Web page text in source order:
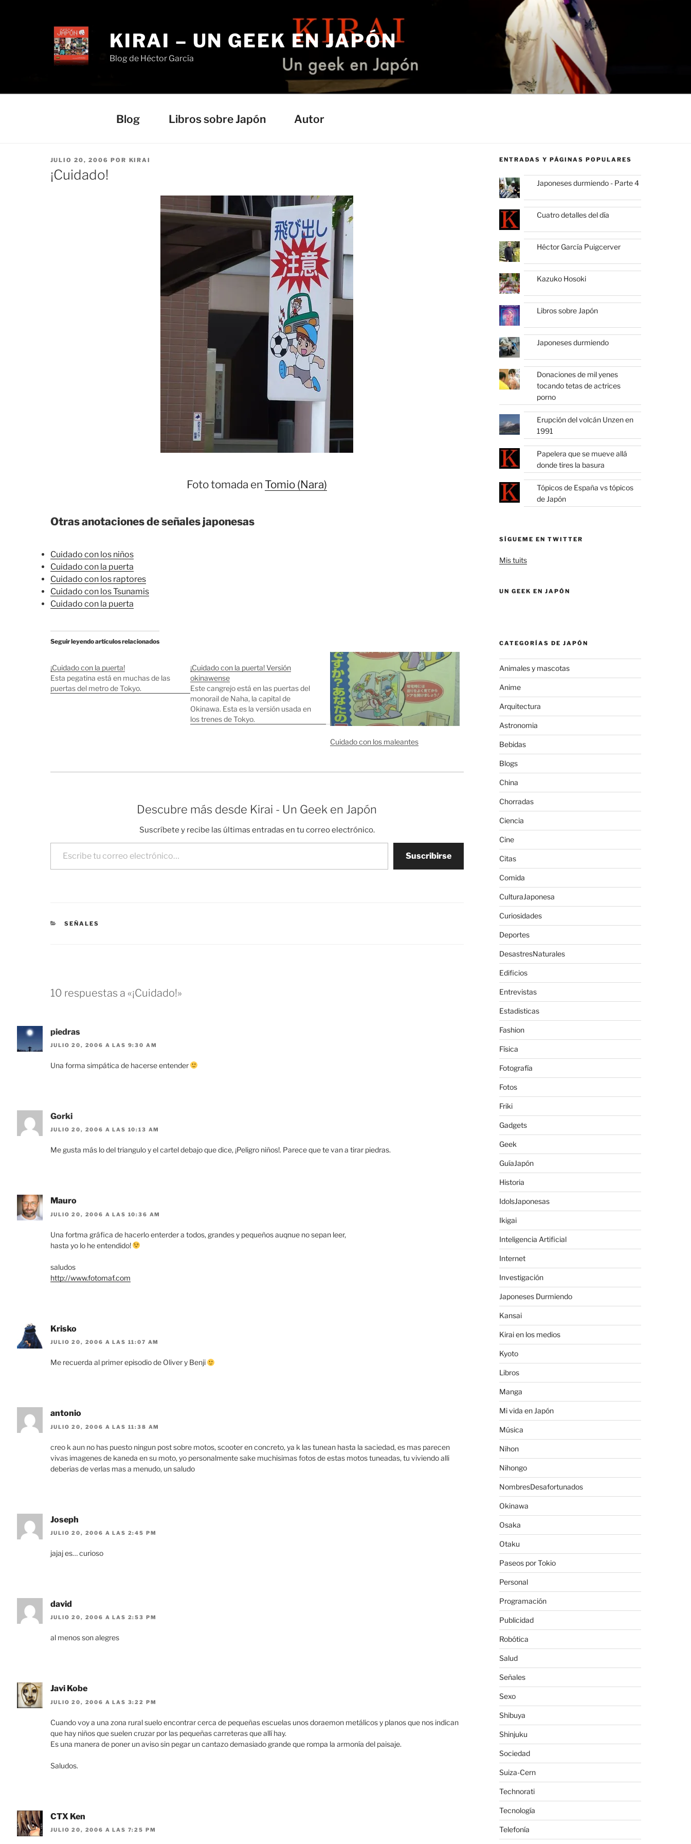
KIRAI – UN GEEK EN JAPÓN
Blog de Héctor García
Blog Libros sobre Japón Autor
PUBLICADO
EL
JULIO 20, 2006 POR KIRAI
¡Cuidado!
Foto tomada enTomio (Nara)
Otras anotaciones de señales japonesas
Cuidado con los niños
Cuidado con la puerta
Cuidado con los raptores
Cuidado con los Tsunamis
Cuidado con la puerta
Seguir leyendo artículos relacionados
¡Cuidado con la puerta!
Esta pegatina está en muchas de las
puertas del metro de Tokyo.
¡Cuidado con la puerta! Versión
okinawense
Este cangrejo está en las puertas del
monorail de Naha, la capital de
Okinawa. Esta es la versión usada en
los trenes de Tokyo.
Cuidado con los maleantes
Descubre más desde Kirai - Un Geek en Japón
Suscríbete y recibe las últimas entradas en tu correo electrónico.
Escribe tu correo electrónico…
Suscribirse
CATEGORÍAS
SEÑALES
10 respuestas a «¡Cuidado!»
piedras
JULIO 20, 2006 A LAS 9:30 AM
Una forma simpática de hacerse entender
Gorki
JULIO 20, 2006 A LAS 10:13 AM
Me gusta más lo del triangulo y el cartel debajo que dice, ¡Peligro niños!. Parece que te van a tirar piedras.
Mauro
JULIO 20, 2006 A LAS 10:36 AM
Una fortma gráfica de hacerlo enterder a todos, grandes y pequeños auqnue no sepan leer,
hasta yo lo he entendido!
saludos
http://www.fotomaf.com
Krisko
JULIO 20, 2006 A LAS 11:07 AM
Me recuerda al primer episodio de Oliver y Benji
antonio
JULIO 20, 2006 A LAS 11:38 AM
creo k aun no has puesto ningun post sobre motos, scooter en concreto, ya k las tunean hasta la saciedad, es mas parecen
vivas imagenes de kaneda en su moto, yo personalmente sake muchisimas fotos de estas motos tuneadas, tu viviendo alli
deberias de verlas mas a menudo, un saludo
Joseph
JULIO 20, 2006 A LAS 2:45 PM
jajaj es… curioso
david
JULIO 20, 2006 A LAS 2:53 PM
al menos son alegres
Javi Kobe
JULIO 20, 2006 A LAS 3:22 PM
Cuando voy a una zona rural suelo encontrar cerca de pequeñas escuelas unos doraemon metálicos y planos que nos indican
que hay niños que suelen cruzar por las pequeñas carreteras que allí hay.
Es una manera de poner un aviso sin pegar un cantazo demasiado grande que rompa la armonía del paisaje.
Saludos.
CTX Ken
JULIO 20, 2006 A LAS 7:25 PM
ENTRADAS Y PÁGINAS POPULARES
Japoneses durmiendo - Parte 4
Cuatro detalles del día
Héctor García Puigcerver
Kazuko Hosoki
Libros sobre Japón
Japoneses durmiendo
Donaciones de mil yenes
tocando tetas de actrices
porno
Erupción del volcán Unzen en
1991
Papelera que se mueve allá
donde tires la basura
Tópicos de España vs tópicos
de Japón
SÍGUEME EN TWITTER
Mis tuits
UN GEEK EN JAPÓN
CATEGORÍAS DE JAPÓN
Animales y mascotas
Anime
Arquitectura
Astronomia
Bebidas
Blogs
China
Chorradas
Ciencia
Cine
Citas
Comida
CulturaJaponesa
Curiosidades
Deportes
DesastresNaturales
Edificios
Entrevistas
Estadisticas
Fashion
Física
Fotografía
Fotos
Friki
Gadgets
Geek
GuíaJapón
Historia
IdolsJaponesas
Ikigai
Inteligencia Artificial
Internet
Investigación
Japoneses Durmiendo
Kansai
Kirai en los medios
Kyoto
Libros
Manga
Mi vida en Japón
Música
Nihon
Nihongo
NombresDesafortunados
Okinawa
Osaka
Otaku
Paseos por Tokio
Personal
Programación
Publicidad
Robótica
Salud
Señales
Sexo
Shibuya
Shinjuku
Sociedad
Suiza-Cern
Technorati
Tecnología
Telefonía